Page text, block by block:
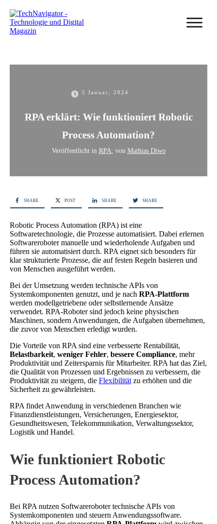
5 Januar, 2024
RPA erklärt: Wie funktioniert Robotic
Process Automation?
Veröffentlicht in RPA , von Mathias Diwo
SHARE POST SHARE SHARE
Robotic Process Automation (RPA) ist eine
Softwaretechnologie, die Prozesse automatisiert. Dabei erlernen
Softwareroboter manuelle und wiederholende Aufgaben und
führen sie automatisiert durch. RPA eignet sich besonders für
klar strukturierte Prozesse, die auf festen Regeln basieren und
von Menschen ausgeführt werden.
Bei der Umsetzung werden technische APIs von
Systemkomponenten genutzt, und je nach RPA-Plattform
werden modellgetriebene oder selbstlernende Ansätze
verwendet. RPA-Roboter sind jedoch keine physischen
Maschinen, sondern Anwendungen, die Aufgaben übernehmen,
die zuvor von Menschen erledigt wurden.
Die Vorteile von RPA sind eine verbesserte Rentabilität,
Belastbarkeit, weniger Fehler, bessere Compliance, mehr
Produktivität und Zeitersparnis für Mitarbeiter. RPA hat das Ziel,
die Qualität von Prozessen und Ergebnissen zu verbessern, die
Produktivität zu steigern, die Flexibilität zu erhöhen und die
Sicherheit zu gewährleisten.
RPA findet Anwendung in verschiedenen Branchen wie
Finanzdienstleistungen, Versicherungen, Energiesektor,
Gesundheitswesen, Telekommunikation, Verwaltungssektor,
Logistik und Handel.
Wie funktioniert Robotic
Process Automation?
Bei RPA nutzen Softwareroboter technische APIs von
Systemkomponenten und steuern Anwendungssoftware.